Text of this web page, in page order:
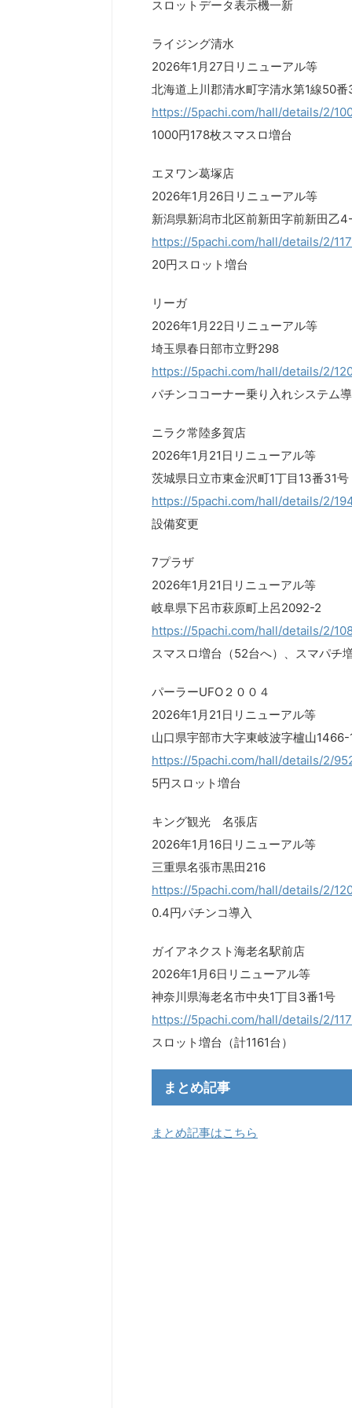
スロットデータ表示機一新
ライジング清水
2026年1月27日リニューアル等
北海道上川郡清水町字清水第1線50番
https://5pachi.com/hall/details/2/
1000円178枚スマスロ増台
エヌワン葛塚店
2026年1月26日リニューアル等
新潟県新潟市北区前新田字前新田乙
https://5pachi.com/hall/details/2/
20円スロット増台
リーガ
2026年1月22日リニューアル等
埼玉県春日部市立野298
https://5pachi.com/hall/details/2/
パチンココーナー乗り入れシステム
ニラク常陸多賀店
2026年1月21日リニューアル等
茨城県日立市東金沢町1丁目13番31号
https://5pachi.com/hall/details/2/
設備変更
7プラザ
2026年1月21日リニューアル等
岐阜県下呂市萩原町上呂2092-2
https://5pachi.com/hall/details/2/
スマスロ増台（52台へ）、スマパチ
パーラーUFO２００４
2026年1月21日リニューアル等
山口県宇部市大字東岐波字櫨山1466-
https://5pachi.com/hall/details/2/
5円スロット増台
キング観光 名張店
2026年1月16日リニューアル等
三重県名張市黒田216
https://5pachi.com/hall/details/2/
0.4円パチンコ導入
ガイアネクスト海老名駅前店
2026年1月6日リニューアル等
神奈川県海老名市中央1丁目3番1号
https://5pachi.com/hall/details/2/
スロット増台（計1161台）
まとめ記事
まとめ記事はこちら